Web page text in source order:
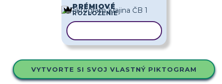
PRÉMIOVÉ
ROZLOŽENIE
VYTVORTE SI SVOJ VLASTNÝ PIKTOGRAM